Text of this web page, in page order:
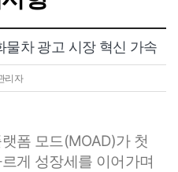
물차 광고 시장 혁신 가속
리자
폼 모드(MOAD)가 첫
게 성장세를 이어가며